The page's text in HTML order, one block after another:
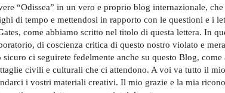
“Odissea” in un vero e proprio blog internazionale,
di tempo e mettendosi in rapporto con le questioni e i
come abbiamo scritto nel titolo di questa lettera. In
di coscienza critica di questo nostro violato e
sicuro ci seguirete fedelmente anche su questo Blog,
civili e culturali che ci attendono. A voi va tutto il
i vostri materiali creativi. Il mio grazie e la mia